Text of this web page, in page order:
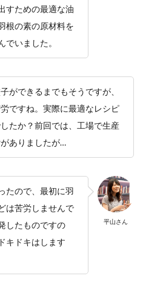
すための最適な油
根の素の原材料を
いました。
ができるまでもそうですが、
ですね。実際に最適なレシピ
たか？前回では、工場で生産
ありましたが…
平山さん
たので、最初に羽
は苦労しませんで
したものですの
キドキはします